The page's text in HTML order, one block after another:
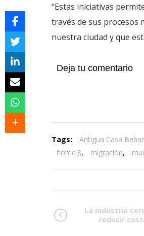
“Estas iniciativas
través de sus procesos
nuestra ciudad y que
Deja tu comentario
Tags: Antigua Casa
home.8, migración,
La industria
reducir